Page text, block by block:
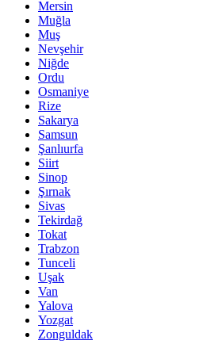
Mersin
Muğla
Muş
Nevşehir
Niğde
Ordu
Osmaniye
Rize
Sakarya
Samsun
Şanlıurfa
Siirt
Sinop
Şırnak
Sivas
Tekirdağ
Tokat
Trabzon
Tunceli
Uşak
Van
Yalova
Yozgat
Zonguldak